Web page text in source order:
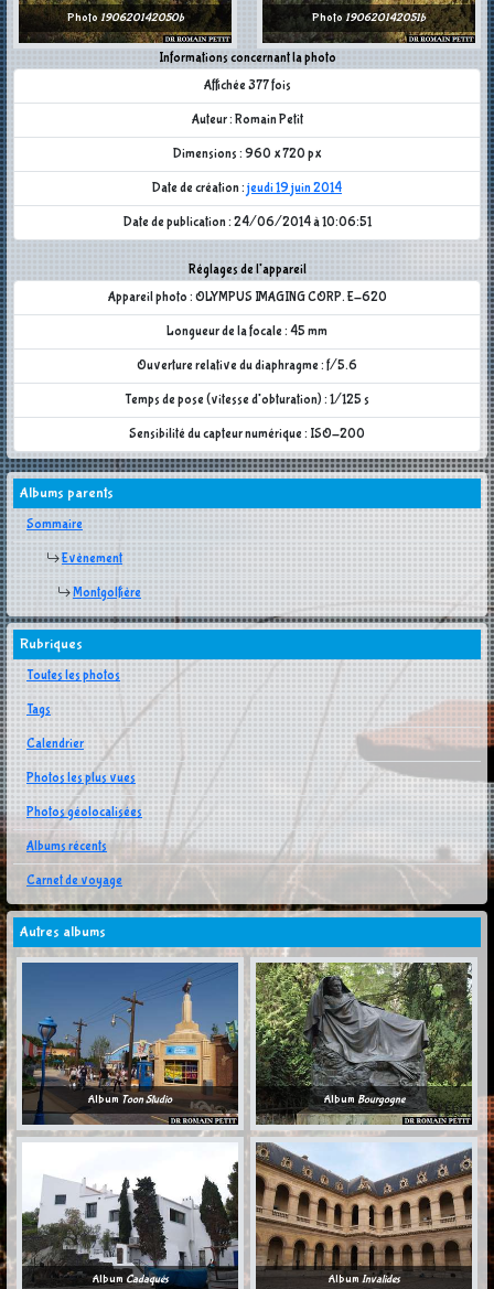
Photo 190620142050b
Informations concernant la photo
Affichée 377 fois
Auteur : Romain Petit
Dimensions : 960 x 720 px
Date de création : jeudi 19 juin 2014
Date de publication : 24/06/2014 à 10:06:51
Réglages de l'appareil
Appareil photo : OLYMPUS IMAGING CORP. E-620
Longueur de la focale : 45 mm
Ouverture relative du diaphragme : f/5.6
Temps de pose (vitesse d'obturation) : 1/125 s
Sensibilité du capteur numérique : ISO-200
Photo 190620142051b
Albums parents
Sommaire
Evènement
Montgolfière
Rubriques
Toutes les photos
Tags
Calendrier
Photos les plus vues
Photos géolocalisées
Albums récents
Carnet de voyage
Autres albums
Album Toon Studio Album Bourgogne
Album Cadaqués Album Invalides